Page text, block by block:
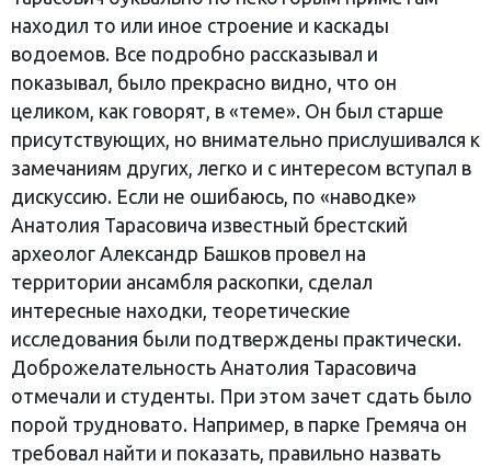
находил то или иное строение и каскады
водоемов. Все подробно рассказывал и
показывал, было прекрасно видно, что он
целиком, как говорят, в «теме». Он был старше
присутствующих, но внимательно прислушивался к
замечаниям других, легко и с интересом вступал в
дискуссию. Если не ошибаюсь, по «наводке»
Анатолия Тарасовича известный брестский
археолог Александр Башков провел на
территории ансамбля раскопки, сделал
интересные находки, теоретические
исследования были подтверждены практически.
Доброжелательность Анатолия Тарасовича
отмечали и студенты. При этом зачет сдать было
порой трудновато. Например, в парке Гремяча он
требовал найти и показать, правильно назвать